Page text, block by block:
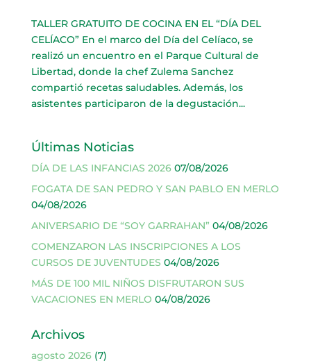
TALLER GRATUITO DE COCINA EN EL “DÍA DEL
CELÍACO” En el marco del Día del Celíaco, se
realizó un encuentro en el Parque Cultural de
Libertad, donde la chef Zulema Sanchez
compartió recetas saludables. Además, los
asistentes participaron de la degustación...
Últimas Noticias
DÍA DE LAS INFANCIAS 2026 07/08/2026
FOGATA DE SAN PEDRO Y SAN PABLO EN MERLO
04/08/2026
ANIVERSARIO DE “SOY GARRAHAN” 04/08/2026
COMENZARON LAS INSCRIPCIONES A LOS
CURSOS DE JUVENTUDES 04/08/2026
MÁS DE 100 MIL NIÑOS DISFRUTARON SUS
VACACIONES EN MERLO 04/08/2026
Archivos
agosto 2026(7)